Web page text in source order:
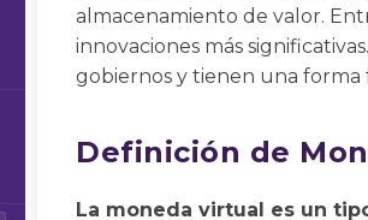
almacenamiento de valor.
innovaciones más
gobiernos y tienen una forma
Definición de
La moneda virtual es un